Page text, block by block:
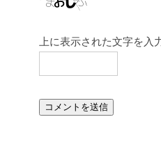
上に表示された文字を入